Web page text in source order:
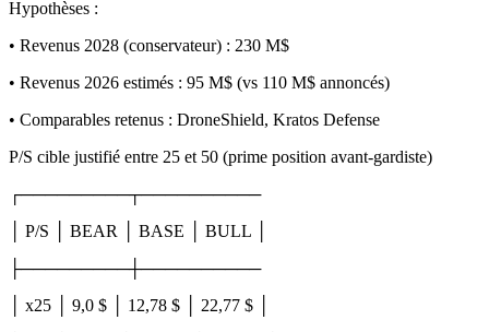
Hypothèses :
• Revenus 2028 (conservateur) : 230 M$
• Revenus 2026 estimés : 95 M$ (vs 110 M$ annoncés)
• Comparables retenus : DroneShield, Kratos Defense
P/S cible justifié entre 25 et 50 (prime position avant-gardiste)
┌─────────┬──────────
│ P/S │ BEAR │ BASE │ BULL │
├─────────┼──────────
│ x25 │ 9,0 $ │ 12,78 $ │ 22,77 $ │